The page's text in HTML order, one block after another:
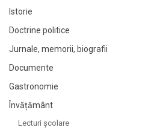
Istorie
Doctrine politice
Jurnale, memorii, biografii
Documente
Gastronomie
Învățământ
Lecturi şcolare